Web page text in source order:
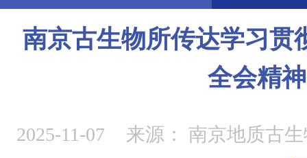
南京古生物所传达学习贯
全会精神
2025-11-07 来源： 南京地质古